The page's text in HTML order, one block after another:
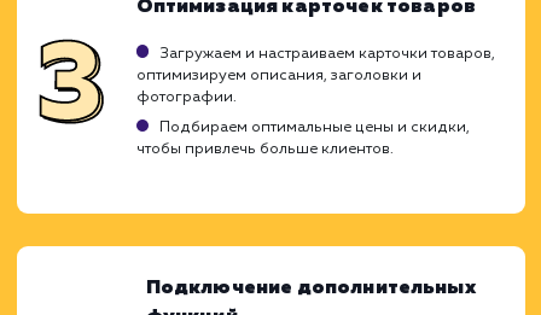
Настройка Яндекс Маркета -
детализированный процесс, который
глубокого понимания функционала
ваших товаров через эту популярную